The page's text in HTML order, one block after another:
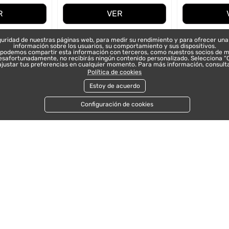
de nuestras páginas web, para medir su rendimiento y para ofrecer
información sobre los usuarios, su comportamiento y sus dispositivos.
compartir esta información con terceros, como nuestros socios de
no recibirás ningún contenido personalizado. Selecciona
tus preferencias en cualquier momento. Para más información,
Política de cookies
Estoy de acuerdo
Configuración de cookies
VER
local_shipping